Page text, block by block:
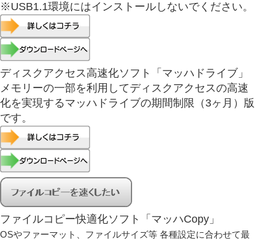
※USB1.1環境にはインストールしないでください。
ディスクアクセス高速化ソフト「マッハドライブ」
メモリーの一部を利用してディスクアクセスの高速
化を実現するマッハドライブの期間制限（3ヶ月）版
です。
ファイルコピー快適化ソフト「マッハCopy」
OSやファーマット、ファイルサイズ等 各種設定に合わせて最